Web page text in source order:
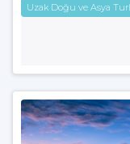
Uzak Doğu ve Asya